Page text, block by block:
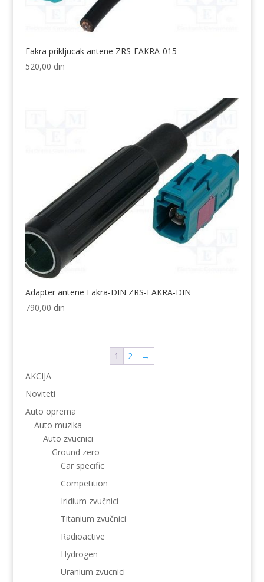
Fakra prikljucak antene ZRS-FAKRA-015
520,00 din
Adapter antene Fakra-DIN ZRS-FAKRA-DIN
790,00 din
1 2
→
AKCIJA
Noviteti
Auto oprema
Auto muzika
Auto zvucnici
Ground zero
Car specific
Competition
Iridium zvučnici
Titanium zvučnici
Radioactive
Hydrogen
Uranium zvucnici